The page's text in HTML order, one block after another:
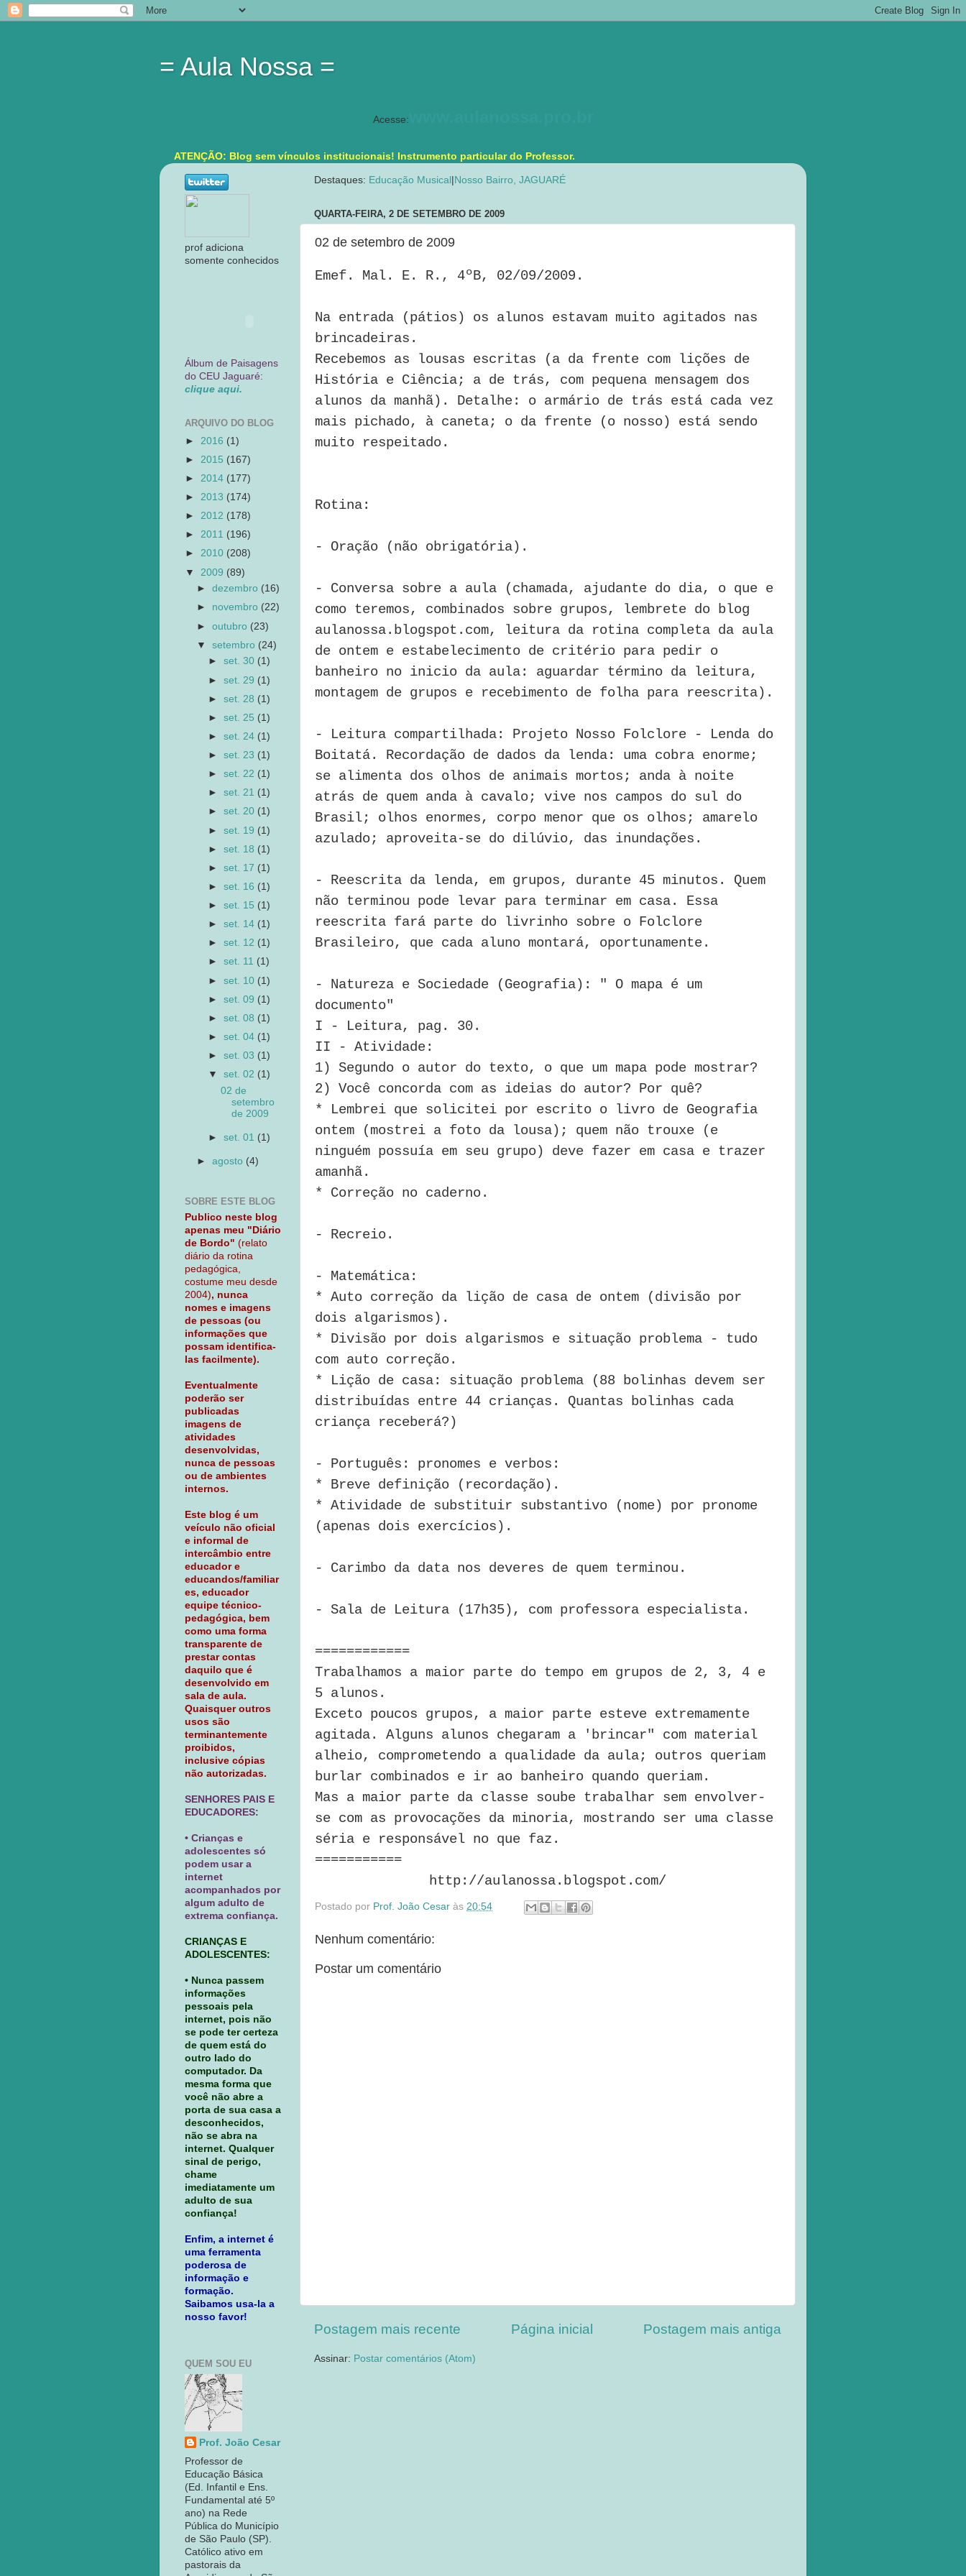
= Aula Nossa =
Acesse:
ATENÇÃO: Blog sem vínculos institucionais! Instrumento particular do Professor.
Destaques: Educação Musical Nosso Bairro, JAGUARÉ
QUARTA-FEIRA, 2 DE SETEMBRO DE 2009
02 de setembro de 2009
Emef. Mal. E. R., 4ºB, 02/09/2009.
Na entrada (pátios) os alunos estavam muito agitados nas
brincadeiras.
Recebemos as lousas escritas (a da frente com lições de
História e Ciência; a de trás, com pequena mensagem dos
alunos da manhã). Detalhe: o armário de trás está cada vez
mais pichado, à caneta; o da frente (o nosso) está sendo
muito respeitado.
Rotina:
- Oração (não obrigatória).
- Conversa sobre a aula (chamada, ajudante do dia, o que e
como teremos, combinados sobre grupos, lembrete do blog
aulanossa.blogspot.com, leitura da rotina completa da aula
de ontem e estabelecimento de critério para pedir o
banheiro no inicio da aula: aguardar término da leitura,
montagem de grupos e recebimento de folha para reescrita).
- Leitura compartilhada: Projeto Nosso Folclore - Lenda do
Boitatá. Recordação de dados da lenda: uma cobra enorme;
se alimenta dos olhos de animais mortos; anda à noite
atrás de quem anda à cavalo; vive nos campos do sul do
Brasil; olhos enormes, corpo menor que os olhos; amarelo
azulado; aproveita-se do dilúvio, das inundações.
- Reescrita da lenda, em grupos, durante 45 minutos. Quem
não terminou pode levar para terminar em casa. Essa
reescrita fará parte do livrinho sobre o Folclore
Brasileiro, que cada aluno montará, oportunamente.
- Natureza e Sociedade (Geografia): " O mapa é um
documento"
I - Leitura, pag. 30.
II - Atividade:
1) Segundo o autor do texto, o que um mapa pode mostrar?
2) Você concorda com as ideias do autor? Por quê?
* Lembrei que solicitei por escrito o livro de Geografia
ontem (mostrei a foto da lousa); quem não trouxe (e
ninguém possuía em seu grupo) deve fazer em casa e trazer
amanhã.
* Correção no caderno.
- Recreio.
- Matemática:
* Auto correção da lição de casa de ontem (divisão por
dois algarismos).
* Divisão por dois algarismos e situação problema - tudo
com auto correção.
* Lição de casa: situação problema (88 bolinhas devem ser
distribuídas entre 44 crianças. Quantas bolinhas cada
criança receberá?)
- Português: pronomes e verbos:
* Breve definição (recordação).
* Atividade de substituir substantivo (nome) por pronome
(apenas dois exercícios).
- Carimbo da data nos deveres de quem terminou.
- Sala de Leitura (17h35), com professora especialista.
============
Trabalhamos a maior parte do tempo em grupos de 2, 3, 4 e
5 alunos.
Exceto poucos grupos, a maior parte esteve extremamente
agitada. Alguns alunos chegaram a 'brincar" com material
alheio, comprometendo a qualidade da aula; outros queriam
burlar combinados e ir ao banheiro quando queriam.
Mas a maior parte da classe soube trabalhar sem envolver-
se com as provocações da minoria, mostrando ser uma classe
séria e responsável no que faz.
===========
http://aulanossa.blogspot.com/
Postado por Prof. João Cesar às 20:54
Nenhum comentário:
Postar um comentário
Postagem mais recente Postagem mais antiga
Página inicial
Assinar: Postar comentários (Atom)
prof adiciona
somente conhecidos
Álbum de Paisagens
do CEU Jaguaré:
clique aqui.
ARQUIVO DO BLOG
► 2016 (1)
► 2015 (167)
► 2014 (177)
► 2013 (174)
► 2012 (178)
► 2011 (196)
► 2010 (208)
▼ 2009 (89)
►dezembro (16)
► novembro (22)
►outubro (23)
▼setembro (24)
►set. 30 (1)
►set. 29 (1)
►set. 28 (1)
►set. 25 (1)
►set. 24 (1)
►set. 23 (1)
►set. 22 (1)
►set. 21 (1)
►set. 20 (1)
►set. 19 (1)
►set. 18 (1)
►set. 17 (1)
►set. 16 (1)
►set. 15 (1)
►set. 14 (1)
►set. 12 (1)
►set. 11 (1)
►set. 10 (1)
►set. 09 (1)
►set. 08 (1)
►set. 04 (1)
►set. 03 (1)
▼set. 02 (1)
02 de
setembro
de 2009
►set. 01 (1)
►agosto (4)
SOBRE ESTE BLOG
Publico neste blog
apenas meu "Diário
de Bordo" (relato
diário da rotina
pedagógica,
costume meu desde
2004), nunca
nomes e imagens
de pessoas (ou
informações que
possam identifica-
las facilmente).
Eventualmente
poderão ser
publicadas
imagens de
atividades
desenvolvidas,
nunca de pessoas
ou de ambientes
internos.
Este blog é um
veículo não oficial
e informal de
intercâmbio entre
educador e
educandos/familiar
es, educador
equipe técnico-
pedagógica, bem
como uma forma
transparente de
prestar contas
daquilo que é
desenvolvido em
sala de aula.
Quaisquer outros
usos são
terminantemente
proibidos,
inclusive cópias
não autorizadas.
SENHORES PAIS E
EDUCADORES:
• Crianças e
adolescentes só
podem usar a
internet
acompanhados por
algum adulto de
extrema confiança.
CRIANÇAS E
ADOLESCENTES:
• Nunca passem
informações
pessoais pela
internet, pois não
se pode ter certeza
de quem está do
outro lado do
computador. Da
mesma forma que
você não abre a
porta de sua casa a
desconhecidos,
não se abra na
internet. Qualquer
sinal de perigo,
chame
imediatamente um
adulto de sua
confiança!
Enfim, a internet é
uma ferramenta
poderosa de
informação e
formação.
Saibamos usa-la a
nosso favor!
QUEM SOU EU
Prof. João Cesar
Professor de
Educação Básica
(Ed. Infantil e Ens.
Fundamental até 5º
ano) na Rede
Pública do Município
de São Paulo (SP).
Católico ativo em
pastorais da